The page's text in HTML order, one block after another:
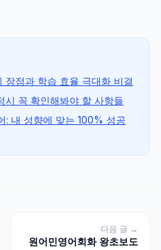
장점과 학습 효율 극대화 비결
시 꼭 확인해봐야 할 사항들
: 내 성향에 맞는 100% 성공
다음 글 →
원어민영어회화 왕초보도